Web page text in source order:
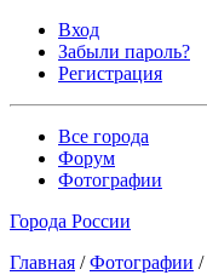
Вход
Забыли пароль?
Регистрация
Все города
Форум
Фотографии
Города России
Главная /Фотографии /